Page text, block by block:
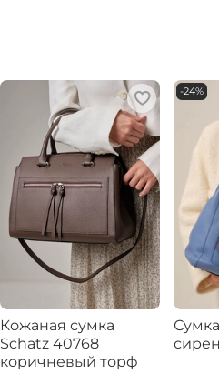
Кожаная сумка
Schatz 40768
коричневый торф
-24%